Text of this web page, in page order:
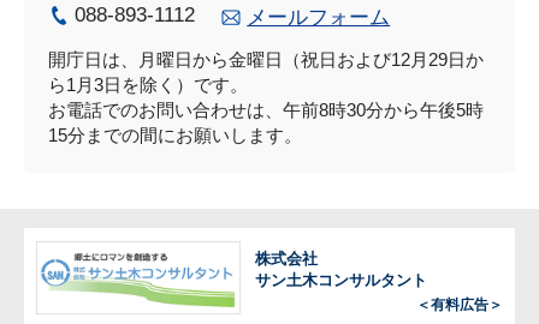
088-893-1112
メールフォーム
開庁日は、月曜日から金曜日（祝日および12月29日か
ら1月3日を除く）です。
お電話でのお問い合わせは、午前8時30分から午後5時
15分までの間にお願いします。
株式会社
サン土木コンサルタント
＜有料広告＞